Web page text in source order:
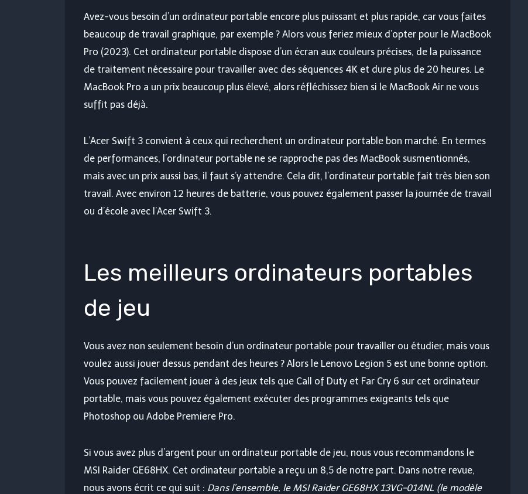
Avez-vous besoin d’un ordinateur portable encore plus puissant et plus rapide, car vous faites
beaucoup de travail graphique, par exemple ? Alors vous feriez mieux d’opter pour le MacBook
Pro (2023). Cet ordinateur portable dispose d’un écran aux couleurs précises, de la puissance
de traitement nécessaire pour travailler avec des séquences 4K et dure plus de 20 heures. Le
MacBook Pro a un prix beaucoup plus élevé, alors réfléchissez bien si le MacBook Air ne vous
suffit pas déjà.
L’Acer Swift 3 convient à ceux qui recherchent un ordinateur portable bon marché. En termes
de performances, l’ordinateur portable ne se rapproche pas des MacBook susmentionnés,
mais avec un prix aussi bas, il faut s’y attendre. Cela dit, l’ordinateur portable fait très bien son
travail. Avec environ 12 heures de batterie, vous pouvez également passer la journée de travail
ou d’école avec l’Acer Swift 3.
Les meilleurs ordinateurs portables
de jeu
Vous avez non seulement besoin d’un ordinateur portable pour travailler ou étudier, mais vous
voulez aussi jouer dessus pendant des heures ? Alors le Lenovo Legion 5 est une bonne option.
Vous pouvez facilement jouer à des jeux tels que Call of Duty et Far Cry 6 sur cet ordinateur
portable, mais vous pouvez également exécuter des programmes exigeants tels que
Photoshop ou Adobe Premiere Pro.
Si vous avez plus d’argent pour un ordinateur portable de jeu, nous vous recommandons le
MSI Raider GE68HX. Cet ordinateur portable a reçu un 8,5 de notre part. Dans notre revue,
nous avons écrit ce qui suit : Dans l’ensemble, le MSI Raider GE68HX 13VG-014NL (le modèle